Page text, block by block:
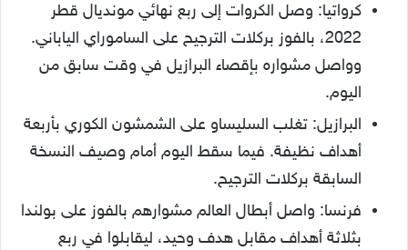
كرواتيا: وصل الكروات إلى ربع نهائي مونديال قطر
2022، بالفوز بركلات الترجيح على الساموراي الياباني.
وواصل مشواره بإقصاء البرازيل في وقت سابق من
اليوم.
البرازيل: تغلب السليساو على الشمشون الكوري بأربعة
أهداف نظيفة. فيما سقط اليوم أمام وصيف النسخة
السابقة بركلات الترجيح.
فرنسا: واصل أبطال العالم مشوارهم بالفوز على بولندا
بثلاثة أهداف مقابل هدف وحيد، ليقابلوا في ربع